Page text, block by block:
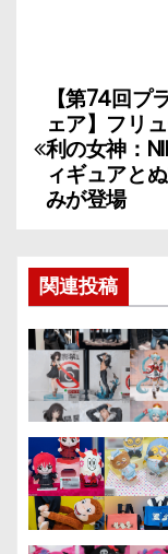
投
稿
ナ
ゲ
ー
シ
ョ
ン
【第74回プ
ェア】フリ
利の女神：
ィギュアと
みが登場
関連投稿